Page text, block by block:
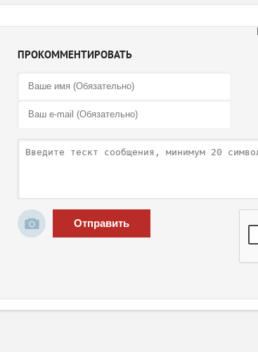
ПРОКОММЕНТИРОВАТЬ
Отправить